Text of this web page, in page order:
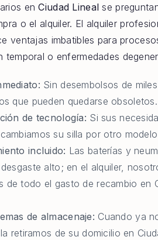
enCiudad Lineal se
o el alquiler. El alquiler
ventajas imbatibles para
temporal o enfermedades
Sin desembolsos de
que pueden quedarse obsoletos.
de tecnología: Si sus
su silla por otro
incluido: Las baterías y
alto; en el alquiler,
de todo el gasto de recambio en
de almacenaje: Cuando ya
retiramos de su domicilio en